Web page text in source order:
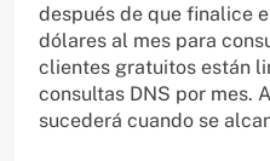
después de que finalice
dólares al mes para
clientes gratuitos están
consultas DNS por mes.
sucederá cuando se